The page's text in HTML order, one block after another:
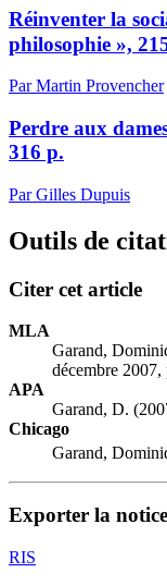
Réinventer la
philosophie »,
Par Martin Provencher
Perdre aux
316 p.
Par Gilles Dupuis
Outils de
Citer cet article
MLA
Garand,
décembre 2007,
APA
Garand, D.
Chicago
Garand,
Exporter la
RIS